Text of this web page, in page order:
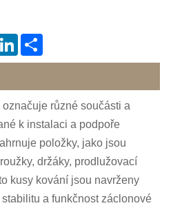
LinkedIn
různé součásti a
k instalaci a podpoře
položky, jako jsou
držáky, prodlužovací
kusy kování jsou navrženy
a funkčnost záclonové